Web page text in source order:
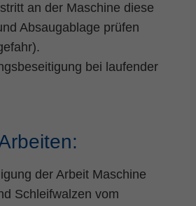
an der Maschine diese
Absaugablage prüfen
bei laufender
der Arbeit Maschine
Schleifwalzen vom